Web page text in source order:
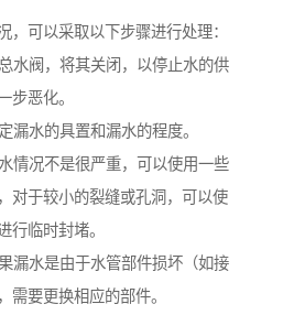
，可以采取以下步骤进行处理：
水阀，将其关闭，以停止水的供
步恶化。
漏水的具置和漏水的程度。
情况不是很严重，可以使用一些
对于较小的裂缝或孔洞，可以使
行临时封堵。
漏水是由于水管部件损坏（如接
需要更换相应的部件。